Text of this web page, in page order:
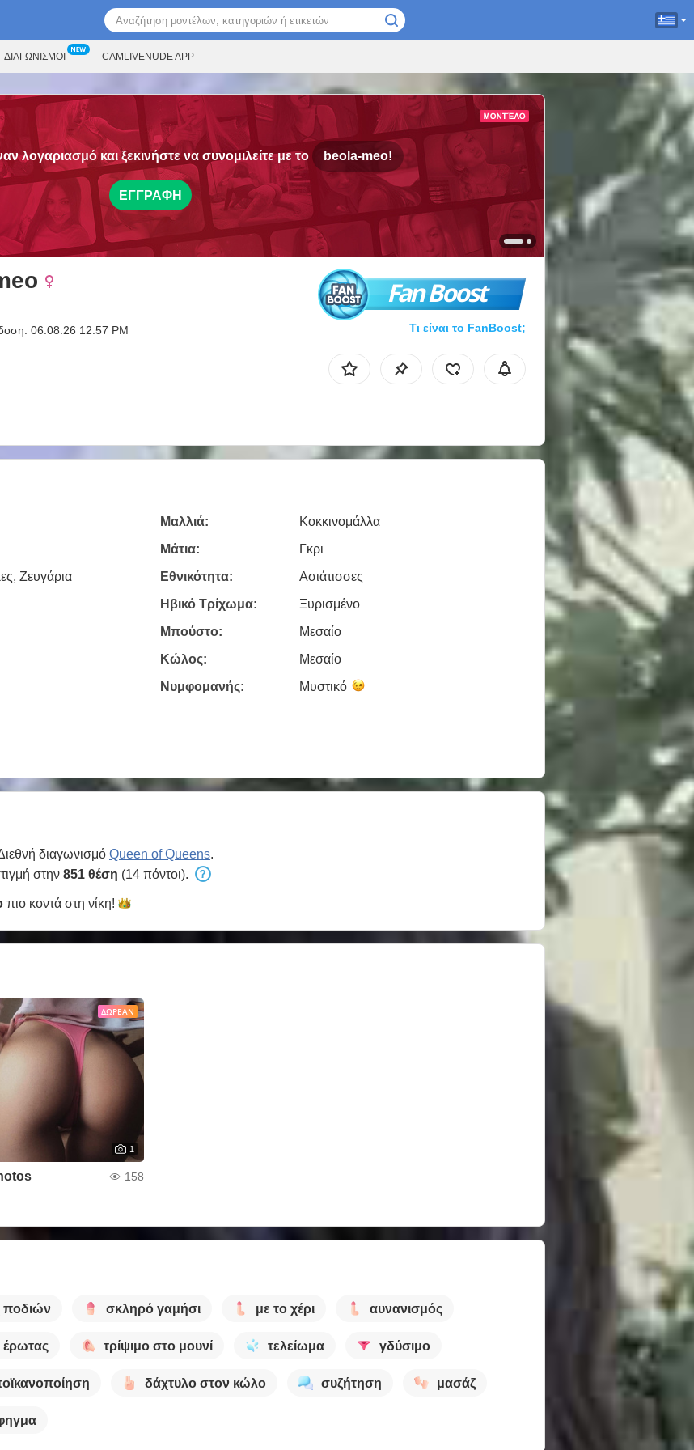
ΔΙΑΓΩΝΙΣΜΟΊ CAMLIVENUDE APP
λογαριασμό και ξεκινήστε να συνομιλείτε με το beola-meo!
ΕΓΓΡΑΦΉ
06.08.26 12:57 PM
Fan Boost
Τι είναι το FanBoost;
Zευγάρια
Μαλλιά:
Κοκκινομάλλα
Μάτια:
Γκρι
Εθνικότητα:
Ασιάτισσες
Ηβικό Τρίχωμα:
Ξυρισμένο
Μπούστο:
Μεσαίο
Κώλος:
Μεσαίο
Νυμφομανής:
Μυστικό
διαγωνισμό Queen of Queens.
στην 851 θέση (14 πόντοι).
πιο κοντά στη νίκη!
ΔΩΡΕΆΝ
1
158
ποδιών σκληρό γαμήσι με το χέρι αυνανισμός
έρωτας τρίψιμο στο μουνί τελείωμα γδύσιμο
δάχτυλο στον κώλο συζήτηση μασάζ